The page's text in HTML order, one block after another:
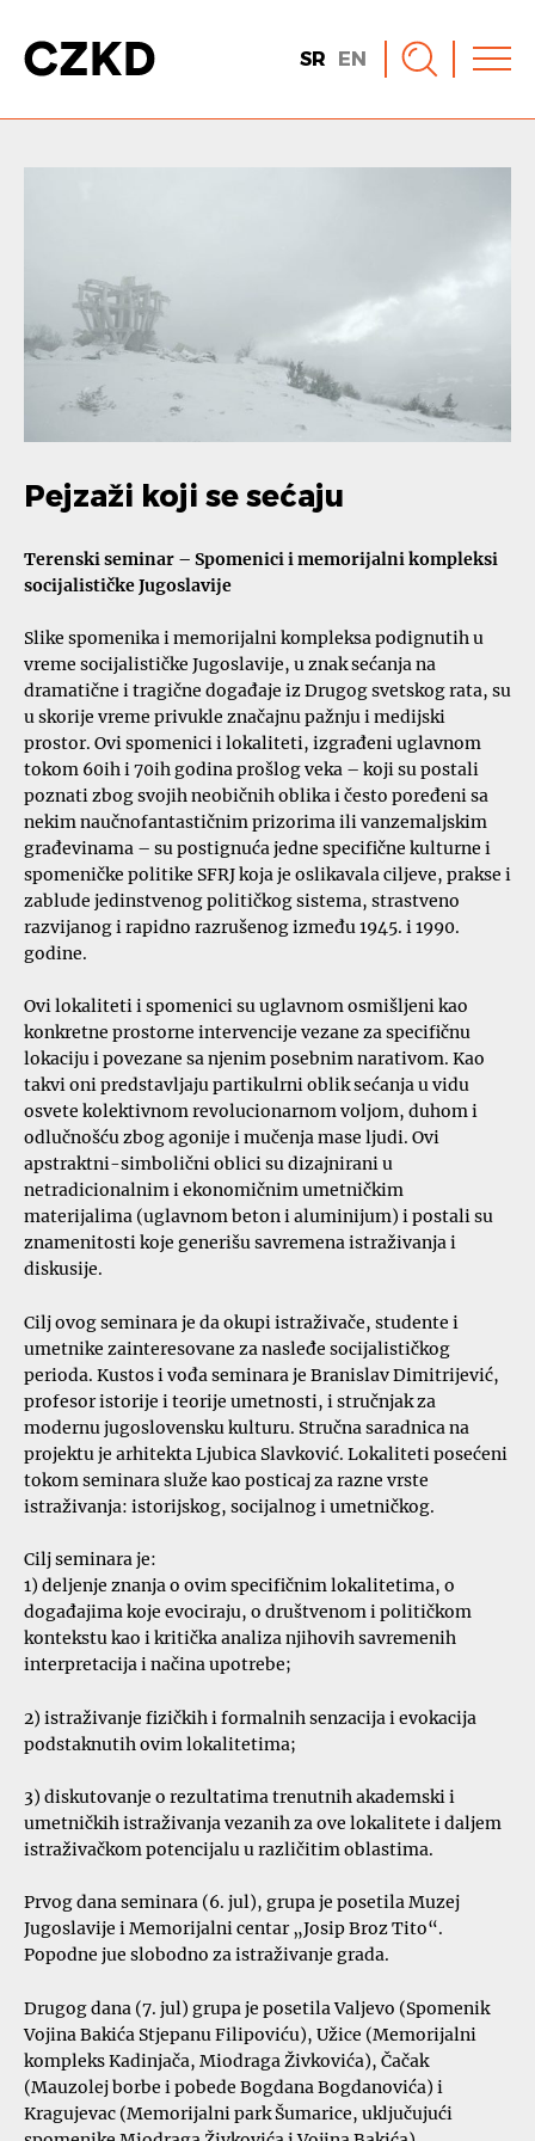
SR EN
Pejzaži koji se sećaju
Terenski seminar – Spomenici i memorijalni kompleksi
socijalističke Jugoslavije
Slike spomenika i memorijalni kompleksa podignutih u
vreme socijalističke Jugoslavije, u znak sećanja na
dramatične i tragične događaje iz Drugog svetskog rata, su
u skorije vreme privukle značajnu pažnju i medijski
prostor. Ovi spomenici i lokaliteti, izgrađeni uglavnom
tokom 60ih i 70ih godina prošlog veka – koji su postali
poznati zbog svojih neobičnih oblika i često poređeni sa
nekim naučnofantastičnim prizorima ili vanzemaljskim
građevinama – su postignuća jedne specifične kulturne i
spomeničke politike SFRJ koja je oslikavala ciljeve, prakse i
zablude jedinstvenog političkog sistema, strastveno
razvijanog i rapidno razrušenog između 1945. i 1990.
godine.
Ovi lokaliteti i spomenici su uglavnom osmišljeni kao
konkretne prostorne intervencije vezane za specifičnu
lokaciju i povezane sa njenim posebnim narativom. Kao
takvi oni predstavljaju partikulrni oblik sećanja u vidu
osvete kolektivnom revolucionarnom voljom, duhom i
odlučnošću zbog agonije i mučenja mase ljudi. Ovi
apstraktni-simbolični oblici su dizajnirani u
netradicionalnim i ekonomičnim umetničkim
materijalima (uglavnom beton i aluminijum) i postali su
znamenitosti koje generišu savremena istraživanja i
diskusije.
Cilj ovog seminara je da okupi istraživače, studente i
umetnike zainteresovane za nasleđe socijalističkog
perioda. Kustos i vođa seminara je Branislav Dimitrijević,
profesor istorije i teorije umetnosti, i stručnjak za
modernu jugoslovensku kulturu. Stručna saradnica na
projektu je arhitekta Ljubica Slavković. Lokaliteti posećeni
tokom seminara služe kao posticaj za razne vrste
istraživanja: istorijskog, socijalnog i umetničkog.
Cilj seminara je:
1) deljenje znanja o ovim specifičnim lokalitetima, o
događajima koje evociraju, o društvenom i političkom
kontekstu kao i kritička analiza njihovih savremenih
interpretacija i načina upotrebe;
2) istraživanje fizičkih i formalnih senzacija i evokacija
podstaknutih ovim lokalitetima;
3) diskutovanje o rezultatima trenutnih akademski i
umetničkih istraživanja vezanih za ove lokalitete i daljem
istraživačkom potencijalu u različitim oblastima.
Prvog dana seminara (6. jul), grupa je posetila Muzej
Jugoslavije i Memorijalni centar „Josip Broz Tito“.
Popodne jue slobodno za istraživanje grada.
Drugog dana (7. jul) grupa je posetila Valjevo (Spomenik
Vojina Bakića Stjepanu Filipoviću), Užice (Memorijalni
kompleks Kadinjača, Miodraga Živkovića), Čačak
(Mauzolej borbe i pobede Bogdana Bogdanovića) i
Kragujevac (Memorijalni park Šumarice, uključujući